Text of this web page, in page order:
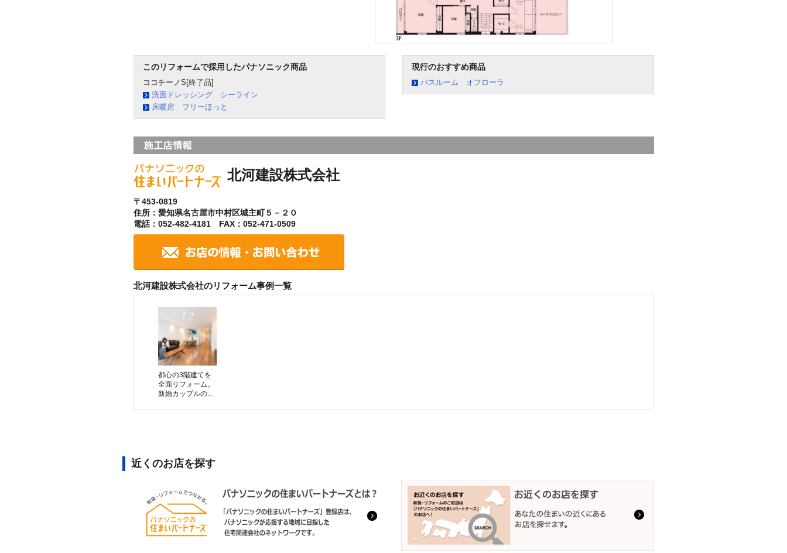
このリフォームで採用したパナソニック商品
ココチーノS[終了品]
洗面ドレッシング シーライン
床暖房 フリーほっと
現行のおすすめ商品
バスルーム オフローラ
北河建設株式会社
〒453-0819
住所：愛知県名古屋市中村区城主町５－２０
電話：052-482-4181 FAX：052-471-0509
北河建設株式会社のリフォーム事例一覧
都心の3階建てを
全面リフォーム。
新婚カップルの...
近くのお店を探す